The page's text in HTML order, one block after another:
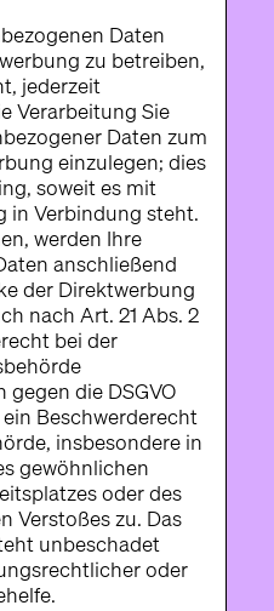
Daten
zu betreiben,
jederzeit
Verarbeitung Sie
Daten zum
einzulegen; dies
soweit es mit
in Verbindung steht.
werden Ihre
anschließend
der Direktwerbung
nach Art. 21 Abs. 2
bei der
gegen die DSGVO
Beschwerderecht
insbesondere in
gewöhnlichen
oder des
Verstoßes zu. Das
unbeschadet
oder